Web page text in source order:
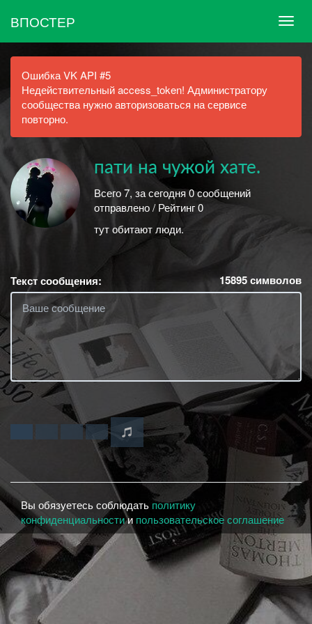
ВПОСТЕР
Ошибка VK API #5
Недействительный access_token! Администратору
сообщества нужно авторизоваться на сервисе
повторно.
пати на чужой хате.
Всего 7, за сегодня 0 сообщений
отправлено / Рейтинг 0
тут обитают люди.
Текст сообщения: 15895символов
Вы обязуетесь соблюдать политику
конфиденциальностии пользовательское соглашение